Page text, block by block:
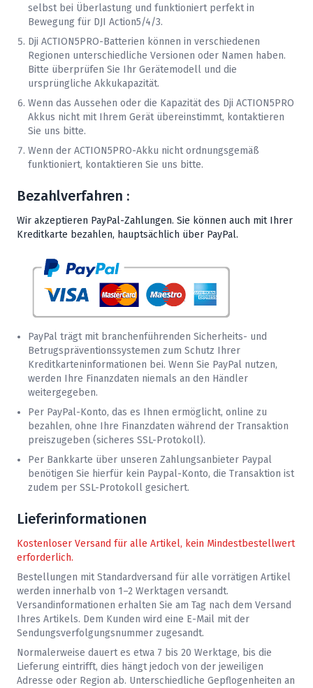
selbst bei Überlastung und funktioniert perfekt in
Bewegung für DJI Action5/4/3.
Dji ACTION5PRO-Batterien können in verschiedenen
Regionen unterschiedliche Versionen oder Namen haben.
Bitte überprüfen Sie Ihr Gerätemodell und die
ursprüngliche Akkukapazität.
Wenn das Aussehen oder die Kapazität des Dji ACTION5PRO
Akkus nicht mit Ihrem Gerät übereinstimmt, kontaktieren
Sie uns bitte.
Wenn der ACTION5PRO-Akku nicht ordnungsgemäß
funktioniert, kontaktieren Sie uns bitte.
Bezahlverfahren :
Wir akzeptieren PayPal-Zahlungen. Sie können auch mit Ihrer
Kreditkarte bezahlen, hauptsächlich über PayPal.
PayPal trägt mit branchenführenden Sicherheits- und
Betrugspräventionssystemen zum Schutz Ihrer
Kreditkarteninformationen bei. Wenn Sie PayPal nutzen,
werden Ihre Finanzdaten niemals an den Händler
weitergegeben.
Per PayPal-Konto, das es Ihnen ermöglicht, online zu
bezahlen, ohne Ihre Finanzdaten während der Transaktion
preiszugeben (sicheres SSL-Protokoll).
Per Bankkarte über unseren Zahlungsanbieter Paypal
benötigen Sie hierfür kein Paypal-Konto, die Transaktion ist
zudem per SSL-Protokoll gesichert.
Lieferinformationen
Kostenloser Versand für alle Artikel, kein Mindestbestellwert
erforderlich.
Bestellungen mit Standardversand für alle vorrätigen Artikel
werden innerhalb von 1–2 Werktagen versandt.
Versandinformationen erhalten Sie am Tag nach dem Versand
Ihres Artikels. Dem Kunden wird eine E-Mail mit der
Sendungsverfolgungsnummer zugesandt.
Normalerweise dauert es etwa 7 bis 20 Werktage, bis die
Lieferung eintrifft, dies hängt jedoch von der jeweiligen
Adresse oder Region ab. Unterschiedliche Gepflogenheiten an